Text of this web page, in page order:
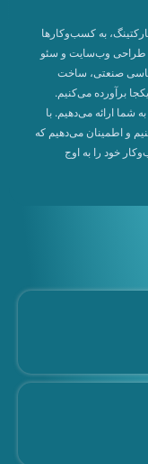
به کسب‌وکارها
طراحی وب‌سایت و سئو
عکاسی صنعتی، ساخت
برآورده می‌کنیم.
شما ارائه می‌دهیم. با
و اطمینان می‌دهیم که
خود را به اوج